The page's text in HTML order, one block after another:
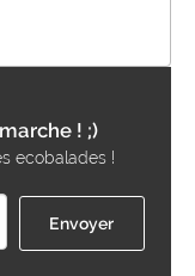
! ;)
ecobalades !